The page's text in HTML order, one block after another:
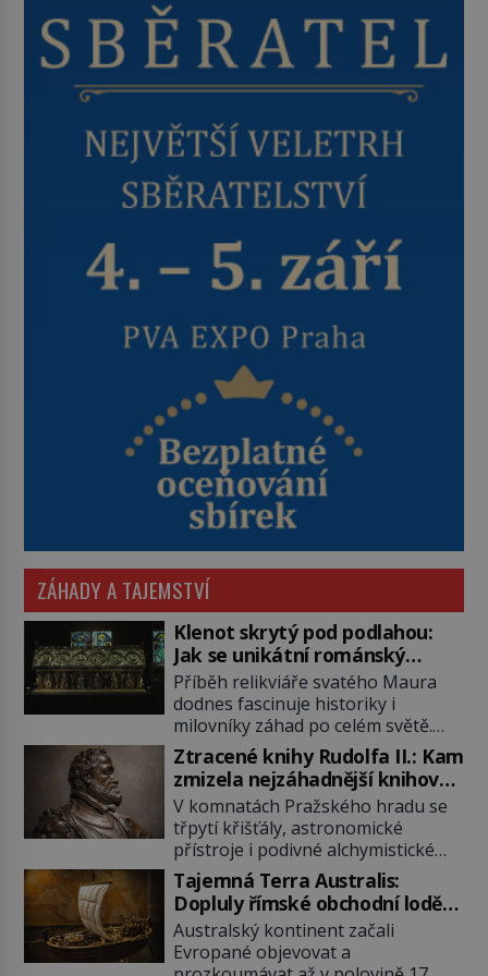
ZÁHADY A TAJEMSTVÍ
Klenot skrytý pod podlahou:
Jak se unikátní románský
poklad dostal do zapadlého
Bečova?
Příběh relikviáře svatého Maura
dodnes fascinuje historiky i
milovníky záhad po celém světě.
Tato románská zlatnická památka
ze 13. století je po českých
korunovačních klenotech druhým
nejcennějším movitým majetkem v
České republice. Přestože byl
klenot v roce 1985 po dramatickém
pátrání kriminalistů úspěšně
nalezen, jeho minulost stále
obestírá hustá mlha. Otázky, jak
přesně se tato […]
Ztracené knihy Rudolfa II.: Kam
zmizela nejzáhadnější knihovna
Evropy?
V komnatách Pražského hradu se
třpytí křišťály, astronomické
přístroje i podivné alchymistické
rukopisy. Císař Rudolf II.
shromažďuje vše, co souvisí s
tajemstvím přírody, hvězd i
lidského poznání. Jenže po jeho
smrti se jeho slavné sbírky začínají
Tajemná Terra Australis:
Dopluly římské obchodní lodě
až do Austrálie?
Australský kontinent začali
Evropané objevovat a